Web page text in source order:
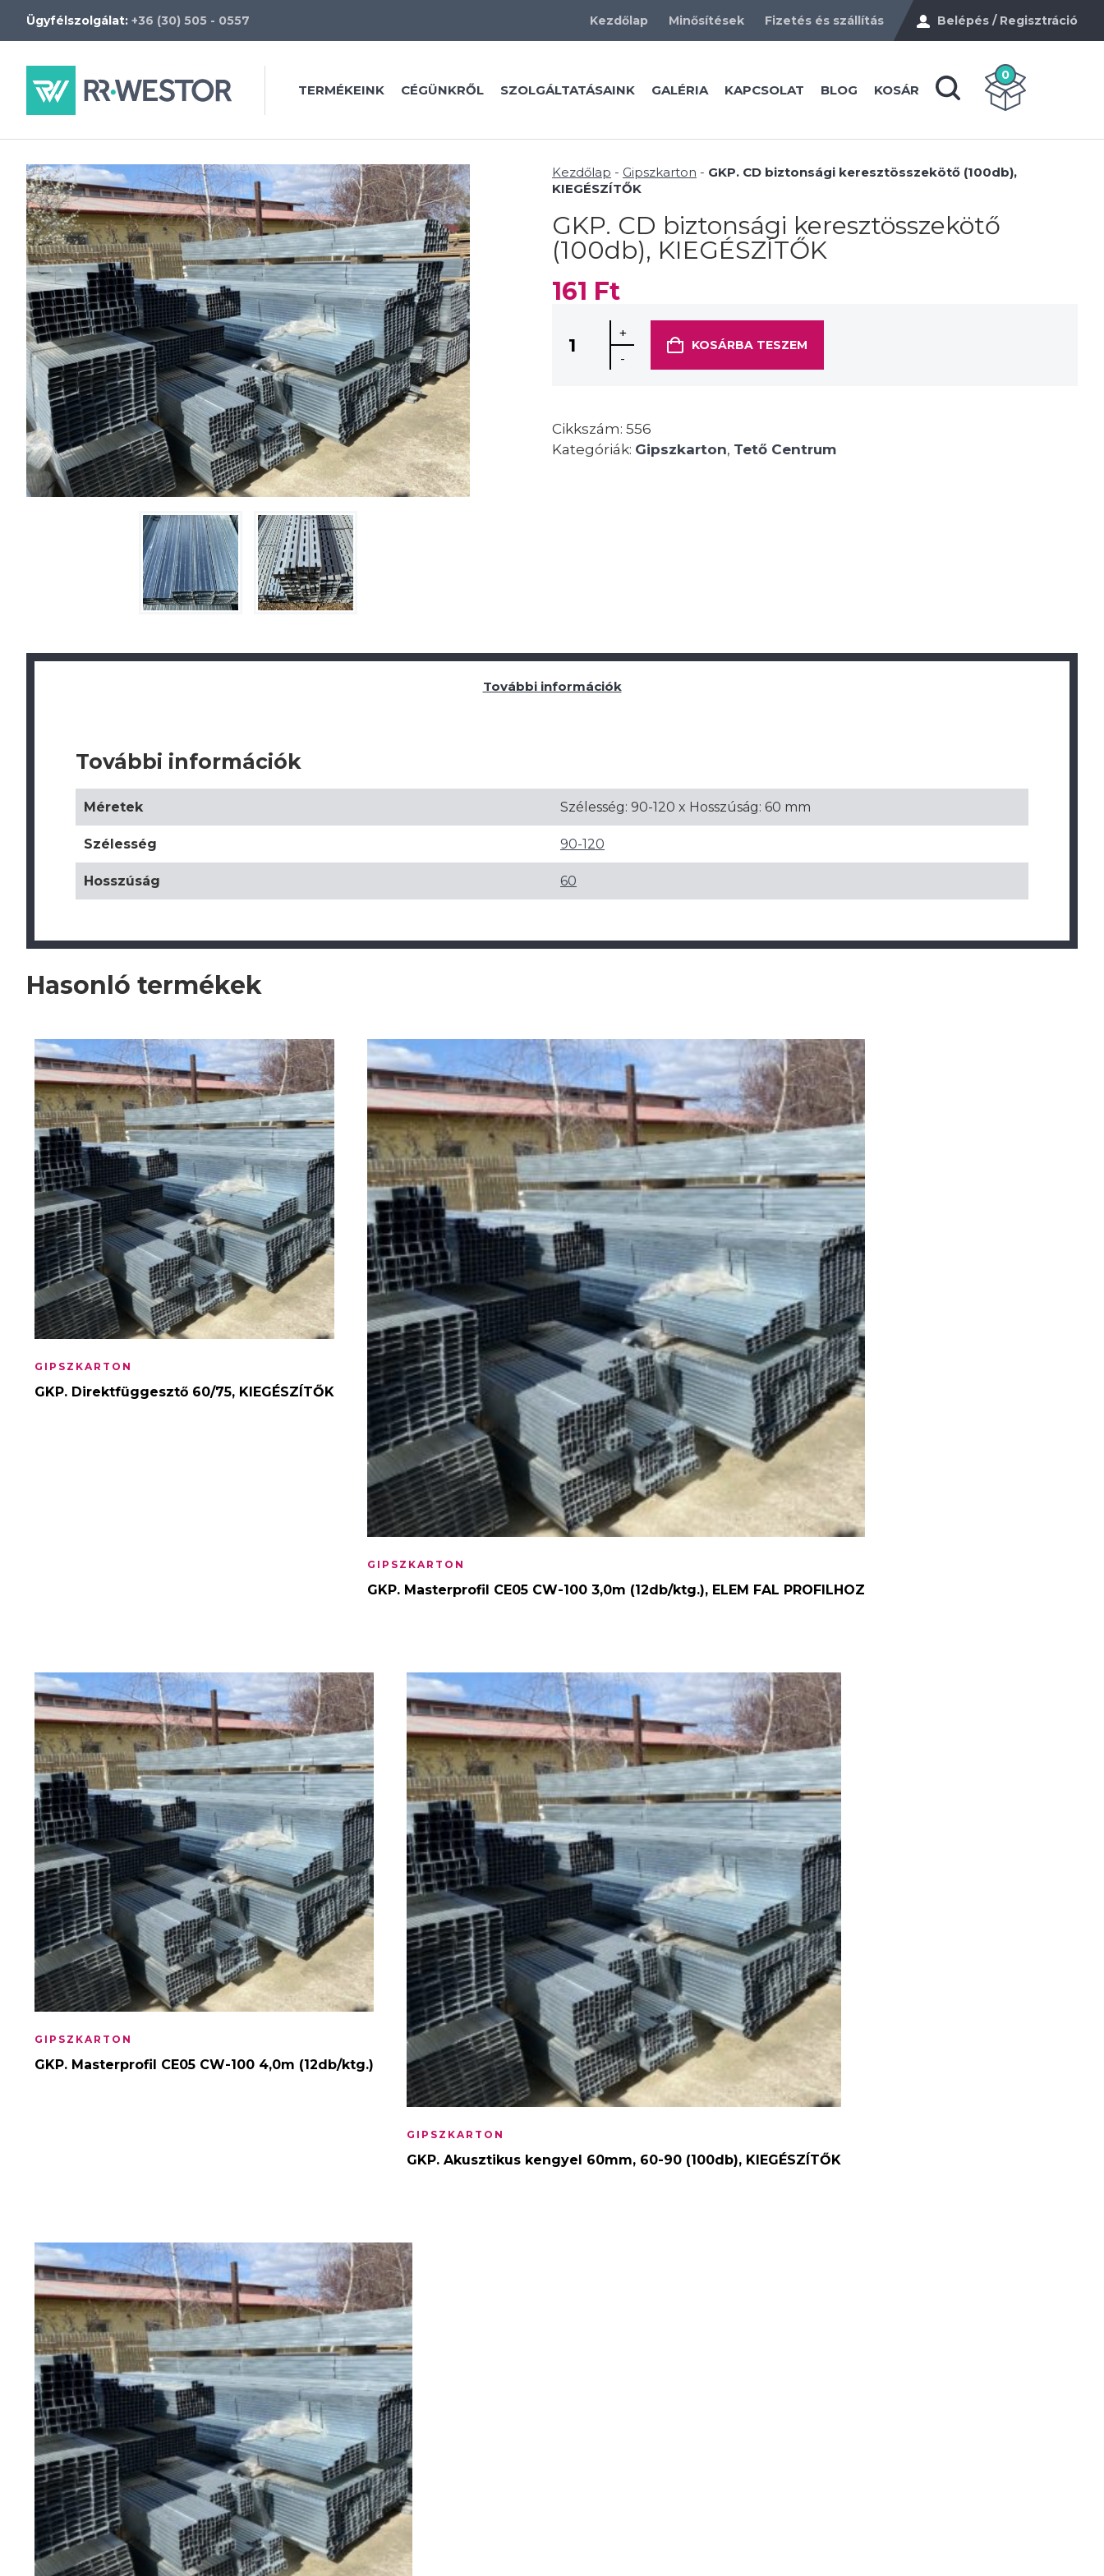
Ügyfélszolgálat: +36 (30) 505 - 0557 Kezdőlap Minősítések Fizetés és szállítás Belépés / Regisztráció
TERMÉKEINK CÉGÜNKRŐL SZOLGÁLTATÁSAINK GALÉRIA KAPCSOLAT BLOG KOSÁR
0
Kezdőlap - Gipszkarton - GKP. CD biztonsági keresztösszekötő (100db),
KIEGÉSZÍTŐK
GKP. CD biztonsági keresztösszekötő
(100db), KIEGÉSZÍTŐK
161 Ft
+
-
KOSÁRBA TESZEM
Cikkszám: 556
Kategóriák: Gipszkarton, Tető Centrum
További információk
További információk
Méretek Szélesség: 90-120 x Hosszúság: 60 mm
Szélesség 90-120
Hosszúság 60
Hasonló termékek
GIPSZKARTON
GKP. Direktfüggesztő 60/75, KIEGÉSZÍTŐK
GIPSZKARTON
GKP. Masterprofil CE05 CW-100 3,0m (12db/ktg.), ELEM FAL PROFILHOZ
GIPSZKARTON
GKP. Masterprofil CE05 CW-100 4,0m (12db/ktg.)
GIPSZKARTON
GKP. Akusztikus kengyel 60mm, 60-90 (100db), KIEGÉSZÍTŐK